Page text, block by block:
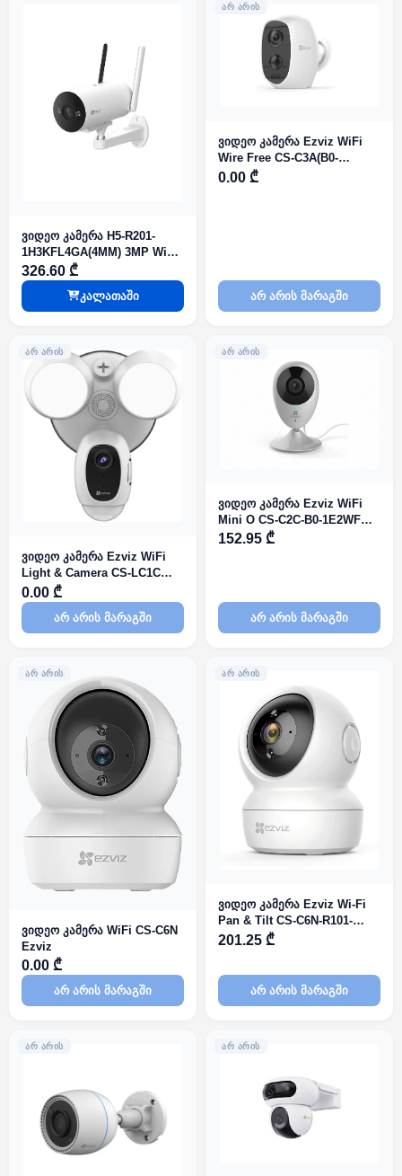
ვიდეო კამერა H5-R201-
1H3KFL4GA(4MM) 3MP WiFI
4G LTE 2K Color Night
Vision smart home camera
326.60 ₾
კალათაში
ᲐᲠ ᲐᲠᲘᲡ
ვიდეო კამერა Ezviz WiFi
Wire Free CS-C3A(B0-
1C2WPMFBR868M) 2.8mm
0.00 ₾
არ არის მარაგში
ᲐᲠ ᲐᲠᲘᲡ
ვიდეო კამერა Ezviz WiFi
Light & Camera CS-LC1C
(A0-1F2WPFRL) 2 LED
2.8mm 2mp
0.00 ₾
არ არის მარაგში
ᲐᲠ ᲐᲠᲘᲡ
ვიდეო კამერა Ezviz WiFi
Mini O CS-C2C-B0-1E2WF
2.8mm 2mp
152.95 ₾
არ არის მარაგში
ᲐᲠ ᲐᲠᲘᲡ
ვიდეო კამერა WiFi CS-C6N
Ezviz
0.00 ₾
არ არის მარაგში
ᲐᲠ ᲐᲠᲘᲡ
ვიდეო კამერა Ezviz Wi-Fi
Pan & Tilt CS-C6N-R101-
1G2WF 4mm 2mp Smart
201.25 ₾
არ არის მარაგში
ᲐᲠ ᲐᲠᲘᲡ ᲐᲠ ᲐᲠᲘᲡ